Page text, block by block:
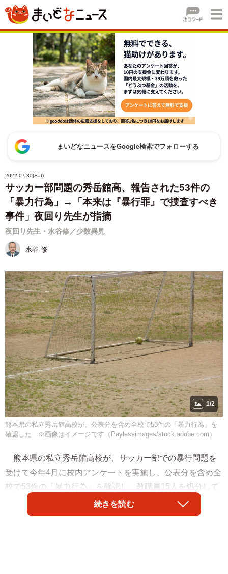
まいどなニュースをGoogle検索でフォローする
2022.07.30(Sat)
サッカー部問題の秀岳館高、報告された53件の
「暴力行為」→「本来は『暴行罪』で捜査すべき
事件」夜回り先生が指摘
夜回り先生・水谷修／少数異見
水谷 修
1/2
熊本県の私立秀岳館高校が、公表分を含め全校で53件の「暴力行為」を
確認した ※画像はイメージです（Paylessimages/stock.adobe.com）
熊本県の私立秀岳館高校が、サッカー部での暴行問題を
受けて今年4月に校内アンケートを実施し、公表分を含め全
校で53件の「暴力行為」を確認し、教職員15人を処分して
いたことが7月29日、分かった。県によると、報告書は7月
26日に提出されており、この53件のうち、サッカー部での
続きを読む